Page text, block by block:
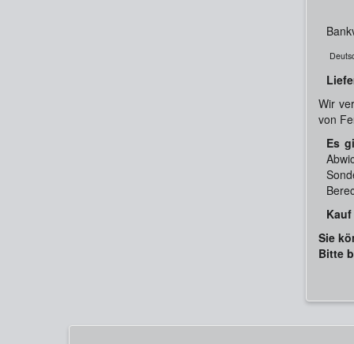
Wir
von
Es
Sie
Bitte